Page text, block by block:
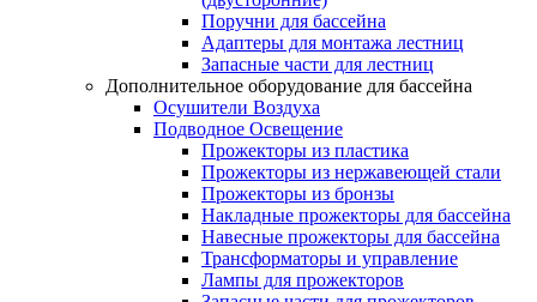
Поручни для бассейна
Адаптеры для монтажа лестниц
Запасные части для лестниц
Дополнительное оборудование для бассейна
Осушители Воздуха
Подводное Освещение
Прожекторы из пластика
Прожекторы из нержавеющей стали
Прожекторы из бронзы
Накладные прожекторы для бассейна
Навесные прожекторы для бассейна
Трансформаторы и управление
Лампы для прожекторов